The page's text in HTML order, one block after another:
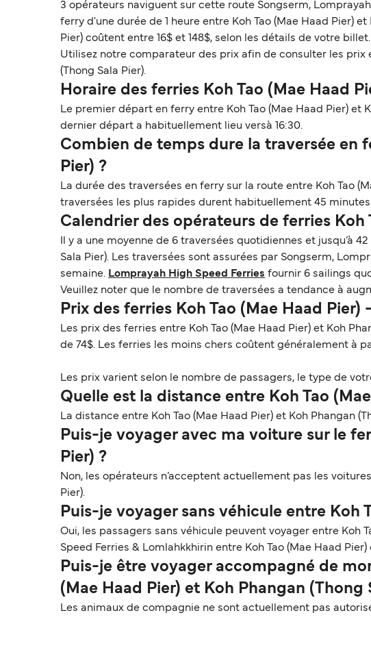
3 opérateurs naviguent sur cette route Songserm,
ferry d'une durée de 1 heure entre Koh Tao (Mae Haad Pier)
Pier) coûtent entre 16$ et 148$, selon les détails de votre
Utilisez notre comparateur des prix afin de consulter les prix
(Thong Sala Pier).
Horaire des ferries Koh Tao (Mae Haad
Le premier départ en ferry entre Koh Tao (Mae Haad Pier) et
dernier départ a habituellement lieu versà 16:30.
Combien de temps dure la traversée en
Pier) ?
La durée des traversées en ferry sur la route entre Koh Tao
traversées les plus rapides durent habituellement 45
Calendrier des opérateurs de ferries Koh
Il y a une moyenne de 6 traversées quotidiennes et jusqu’à
Sala Pier). Les traversées sont assurées par Songserm,
semaine. Lomprayah High Speed Ferries fournir 6 sailings
Veuillez noter que le nombre de traversées a tendance à
Prix des ferries Koh Tao (Mae Haad
Les prix des ferries entre Koh Tao (Mae Haad Pier) et Koh
de 74$. Les ferries les moins chers coûtent généralement à
Les prix varient selon le nombre de passagers, le type de
Quelle est la distance entre Koh Tao
La distance entre Koh Tao (Mae Haad Pier) et Koh Phangan
Puis-je voyager avec ma voiture sur le
Pier) ?
Non, les opérateurs n’acceptent actuellement pas les
Pier).
Puis-je voyager sans véhicule entre Koh
Oui, les passagers sans véhicule peuvent voyager entre Koh
Speed Ferries & Lomlahkkhirin entre Koh Tao (Mae Haad Pier)
Puis-je être voyager accompagné de
(Mae Haad Pier) et Koh Phangan (Thong
Les animaux de compagnie ne sont actuellement pas